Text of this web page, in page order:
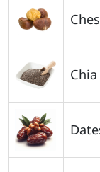
Chia